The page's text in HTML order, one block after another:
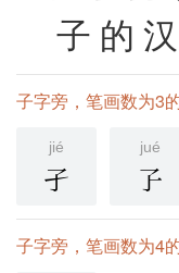
子的
子字旁，笔画数为3
jié
孑
jué
孒
子字旁，笔画数为4